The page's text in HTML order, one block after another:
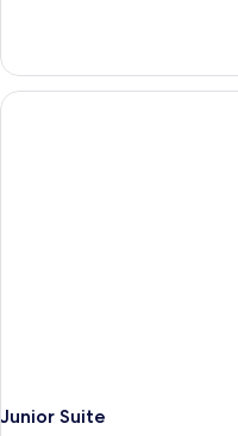
Kamar
Twin
Deluks
Junior Suite